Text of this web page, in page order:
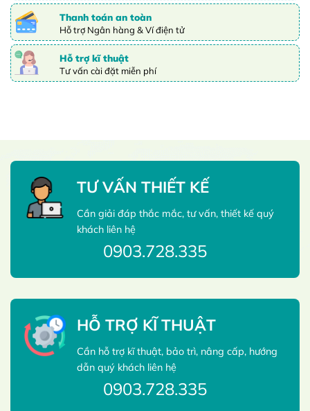
Thanh toán an toàn
Hỗ trợ Ngân hàng & Ví điện tử
Hỗ trợ kĩ thuật
Tư vấn cài đặt miễn phí
TƯ VẤN THIẾT KẾ
Cần giải đáp thắc mắc, tư vấn, thiết kế quý
khách liên hệ
0903.728.335
HỖ TRỢ KĨ THUẬT
Cần hỗ trợ kĩ thuật, bảo trì, nâng cấp, hướng
dẫn quý khách liên hệ
0903.728.335